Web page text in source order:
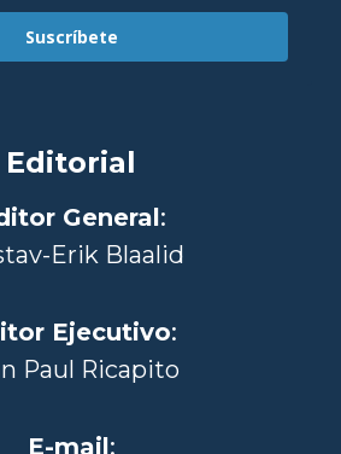
Suscríbete
Editorial
General:
Erik Blaalid
Ejecutivo:
Paul Ricapito
E-mail: